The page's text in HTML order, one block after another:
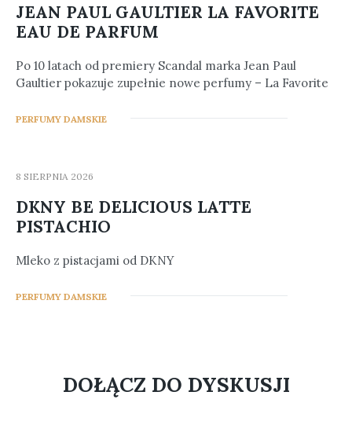
JEAN PAUL GAULTIER LA FAVORITE
EAU DE PARFUM
Po 10 latach od premiery Scandal marka Jean Paul
Gaultier pokazuje zupełnie nowe perfumy – La Favorite
PERFUMY DAMSKIE
8 SIERPNIA 2026
DKNY BE DELICIOUS LATTE
PISTACHIO
Mleko z pistacjami od DKNY
PERFUMY DAMSKIE
DOŁĄCZ DO DYSKUSJI